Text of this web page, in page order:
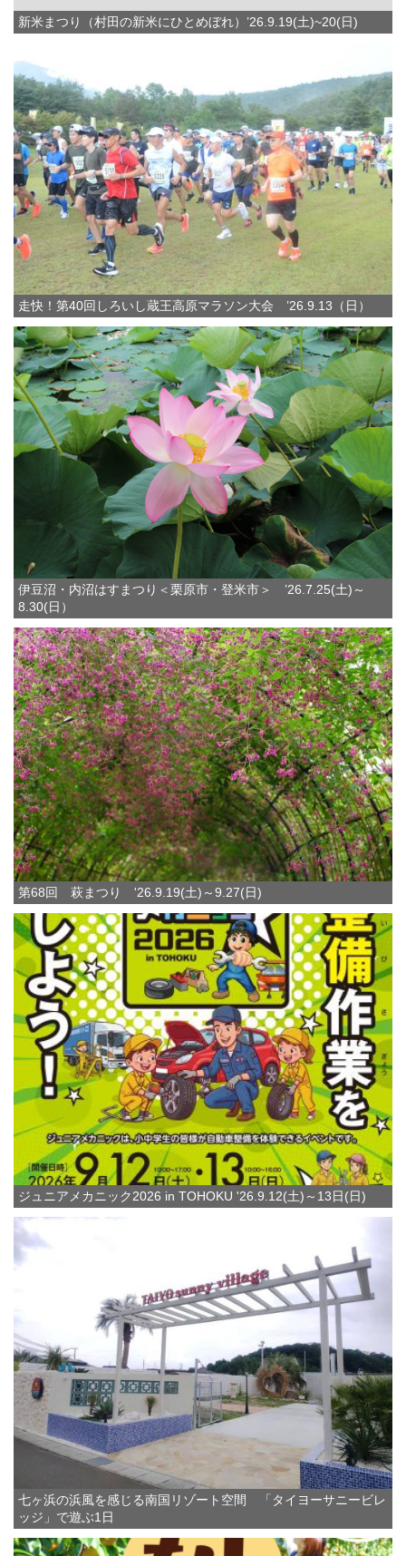
新米まつり（村田の新米にひとめぼれ）’26.9.19(土)~20(日)
走快！第40回しろいし蔵王高原マラソン大会 ’26.9.13（日）
伊豆沼・内沼はすまつり＜栗原市・登米市＞ ’26.7.25(土)～
8.30(日）
第68回 萩まつり '26.9.19(土)～9.27(日)
ジュニアメカニック2026 in TOHOKU '26.9.12(土)～13日(日)
七ヶ浜の浜風を感じる南国リゾート空間 「タイヨーサニービレ
ッジ」で遊ぶ1日